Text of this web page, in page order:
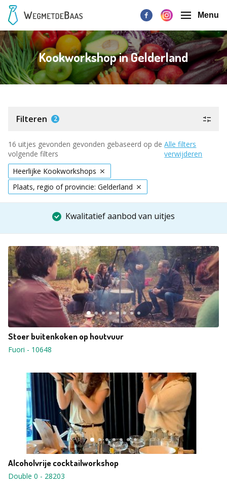
Menu
Kookworkshop in Gelderland
Filteren 2
16 uitjes gevonden gevonden gebaseerd op de
volgende filters
Alle filters
verwijderen
Heerlijke Kookworkshops
Plaats, regio of provincie: Gelderland
Kwalitatief aanbod van uitjes
Stoer buitenkoken op houtvuur
Fuori - 10648
Alcoholvrije cocktailworkshop
Double 0 - 28203